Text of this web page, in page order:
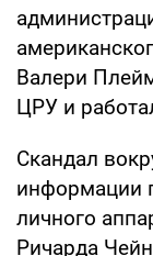
Валери
ЦРУ и
Скандал
информации
личного
Ричарда